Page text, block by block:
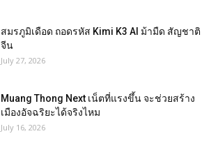
สมรภูมิเดือด ถอดรหัส Kimi K3 AI ม้ามืด สัญชาติ
จีน
July 27, 2026
Muang Thong Next เน็ตที่แรงขึ้น จะช่วยสร้าง
เมืองอัจฉริยะได้จริงไหม
July 16, 2026